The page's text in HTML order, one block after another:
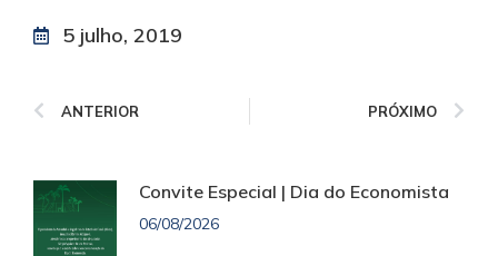
5 julho, 2019
ANTERIOR PRÓXIMO
Convite Especial | Dia do Economista
06/08/2026